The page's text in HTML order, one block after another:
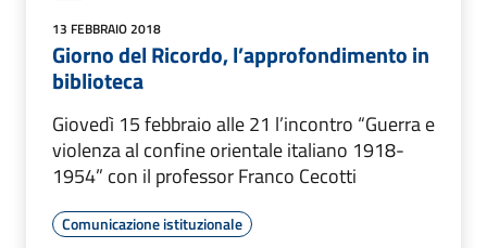
13 FEBBRAIO 2018
Giorno del Ricordo, l’approfondimento in
biblioteca
Giovedì 15 febbraio alle 21 l’incontro “Guerra e
violenza al confine orientale italiano 1918-
1954” con il professor Franco Cecotti
Comunicazione istituzionale